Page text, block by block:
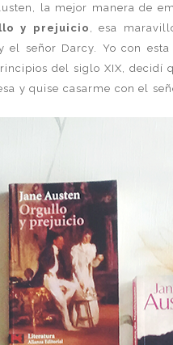
la mejor manera de
y prejuicio
, esa
el señor Darcy. Yo con esta
del siglo XIX, decidí
y quise casarme con el